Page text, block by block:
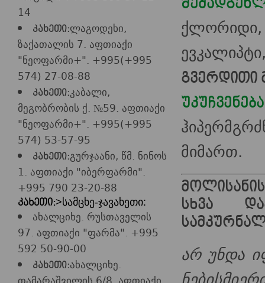
14
კახეთი:ლაგოდეხი,
ზაქათალის 7. აფთიაქი
"ნეოფარმი+". +995(+995
574) 27-08-88
კახეთი:კაბალი,
მეგობრობის ქ. №59. აფთიაქი
"ნეოფარმი+". +995(+995
574) 53-57-95
კახეთი:გურჯაანი, წმ. ნინოს
1. აფთიაქი "იბერფარმი".
+995 790 23-20-88
კახეთი:>სამცხე-ჯავახეთი:
ახალციხე. რუსთაველის
97. აფთიაქი "ფარმა". +995
592 50-90-00
კახეთი:ახალციხე.
გვერდითი
მიმართ.
სხვა
არ უნდა